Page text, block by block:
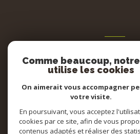
Nous
Comme beaucoup,
utilise les cookies
On aimerait vous accompagner
votre visite.
En poursuivant, vous acceptez
cookies par ce site, afin de vous
contenus adaptés et réaliser des